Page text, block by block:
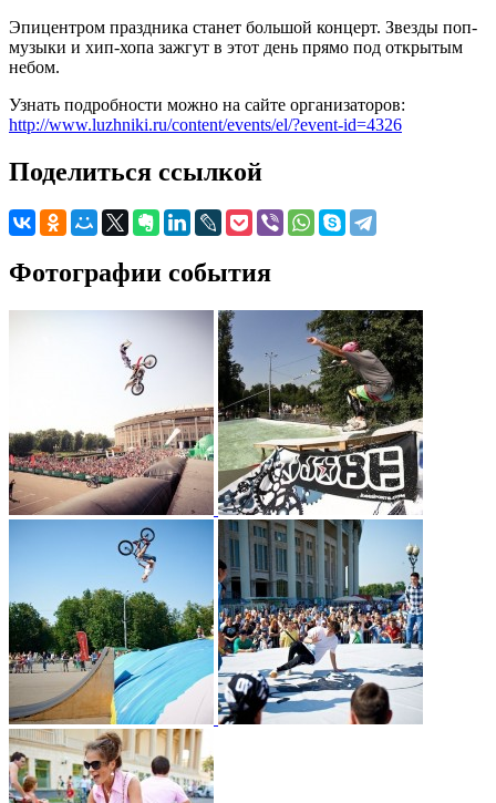
Эпицентром праздника станет большой концерт. Звезды поп-
музыки и хип-хопа зажгут в этот день прямо под открытым
небом.
Узнать подробности можно на сайте организаторов:
http://www.luzhniki.ru/content/events/el/?event-id=4326
Поделиться ссылкой
Фотографии события